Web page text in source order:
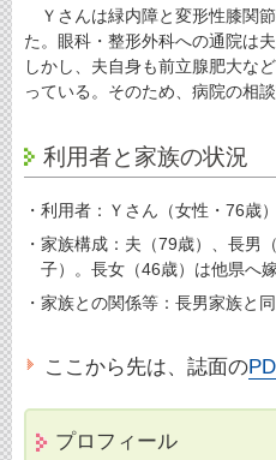
Ｙさんは緑内障と変形性膝関
た。眼科・整形外科への通院は
しかし、夫自身も前立腺肥大な
っている。そのため、病院の相
利用者と家族の状況
・利用者：Ｙさん（女性・76歳）
・家族構成：夫（79歳）、長男
子）。長女（46歳）は他県へ
・家族との関係等：長男家族と
ここから先は、誌面の
プロフィール